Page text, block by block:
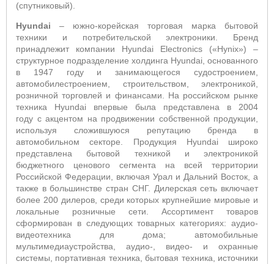
(спутниковый).
Hyundai
– южно-корейская торговая марка бытовой
техники и потребительской электроники. Бренд
принадлежит компании
Hyundai Electronics («Hynix») –
структурное подразделение холдинга Hyundai, основанного
в 1947 году и
занимающегося судостроением,
автомобилестроением, строительством, электроникой,
розничной торговлей и финансами. На российском рынке
техника
Hyundai
впервые была представлена в 2004
году c акцентом на продвижении собственной продукции,
используя сложившуюся репутацию бренда в
автомобильном секторе. Продукция Hyundaiшироко
представлена бытовой техникой и электроникой
бюджетного ценового сегмента на всей территории
Российской Федерации, включая Урал и Дальний Восток, а
также в большинстве стран СНГ. Дилерская сеть включает
более 200 дилеров, среди которых крупнейшие мировые и
локальные розничные сети. Ассортимент товаров
сформирован в следующих товарных категориях: аудио-
видеотехника для дома; автомобильные
мультимедиаустройства, аудио-, видео- и охранные
системы, портативная техника, бытовая техника, источники